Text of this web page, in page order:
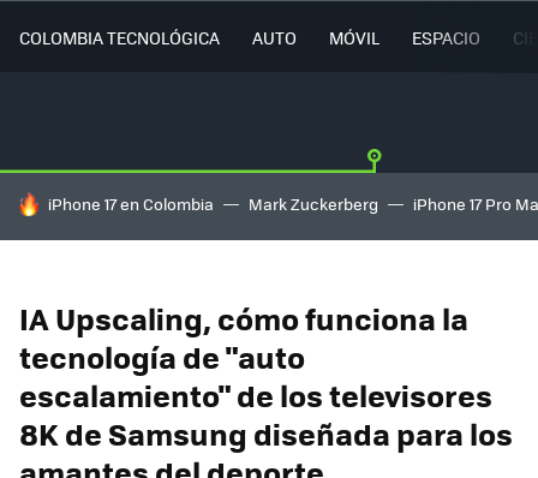
COLOMBIA TECNOLÓGICA AUTO MÓVIL ESPACIO
HOY SE HABLA DE
iPhone 17 en Colombia Mark Zuckerberg iPhone 17 Pro
IA Upscaling, cómo funciona la
tecnología de "auto
escalamiento" de los televisores
8K de Samsung diseñada para los